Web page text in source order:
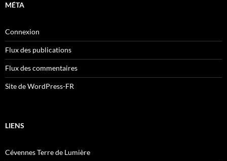
MÉTA
Connexion
Flux des publications
Flux des commentaires
Site de WordPress-FR
LIENS
Cévennes Terre de Lumière